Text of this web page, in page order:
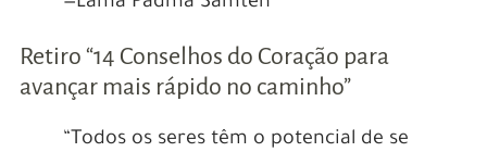
Retiro “14 Conselhos do Coração para
avançar mais rápido no caminho”
“Todos os seres têm o potencial de se